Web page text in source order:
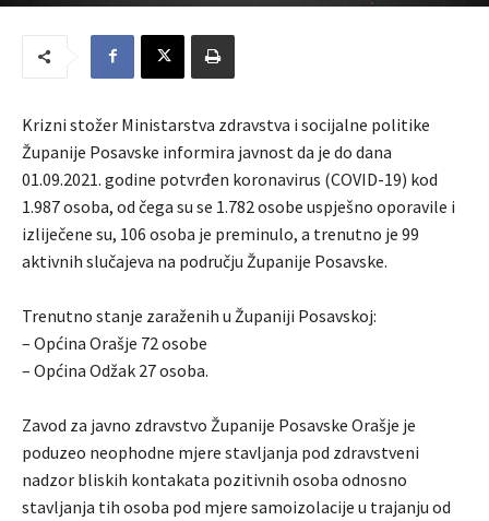
Krizni stožer Ministarstva zdravstva i socijalne politike
Županije Posavske informira javnost da je do dana
01.09.2021. godine potvrđen koronavirus (COVID-19) kod
1.987 osoba, od čega su se 1.782 osobe uspješno oporavile i
izliječene su, 106 osoba je preminulo, a trenutno je 99
aktivnih slučajeva na području Županije Posavske.
Trenutno stanje zaraženih u Županiji Posavskoj:
– Općina Orašje 72 osobe
– Općina Odžak 27 osoba.
Zavod za javno zdravstvo Županije Posavske Orašje je
poduzeo neophodne mjere stavljanja pod zdravstveni
nadzor bliskih kontakata pozitivnih osoba odnosno
stavljanja tih osoba pod mjere samoizolacije u trajanju od